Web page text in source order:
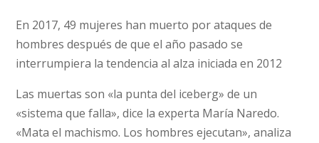
En 2017, 49 mujeres han muerto por ataques de
hombres después de que el año pasado se
interrumpiera la tendencia al alza iniciada en 2012
Las muertas son «la punta del iceberg» de un
«sistema que falla», dice la experta María Naredo.
«Mata el machismo. Los hombres ejecutan», analiza